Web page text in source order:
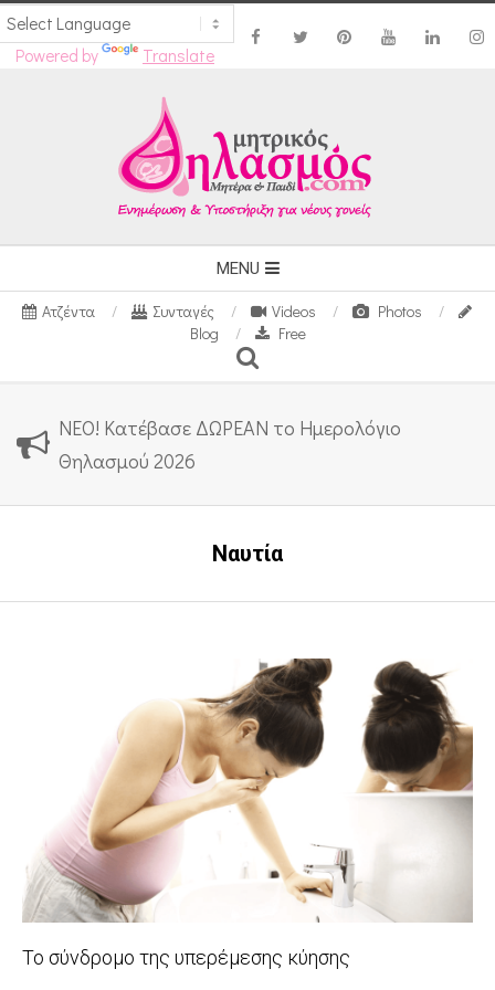
Powered by Translate
Navigation
Menu
MENU
Ατζέντα Συνταγές Videos
Photos
Blog
Free
Search
ΝΕΟ! Κατέβασε ΔΩΡΕΑΝ το Ημερολόγιο
Θηλασμού 2026
Ναυτία
Το σύνδρομο της υπερέμεσης κύησης